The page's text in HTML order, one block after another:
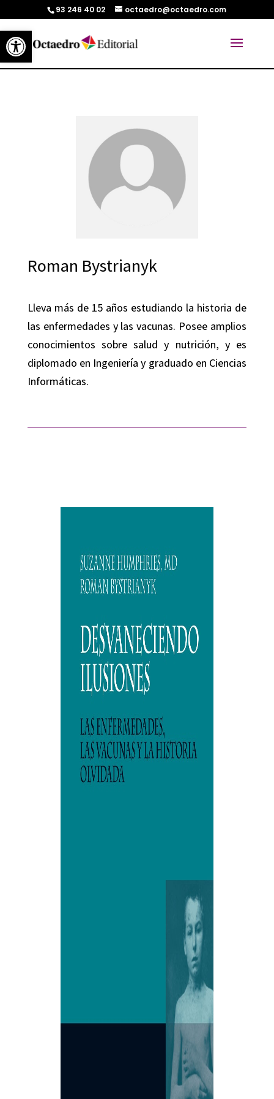
Abrir barra de herramientas
93 246 40 02 octaedro@octaedro.com
Roman Bystrianyk
Lleva más de 15 años estudiando la historia de
las enfermedades y las vacunas. Posee amplios
conocimientos sobre salud y nutrición, y es
diplomado en Ingeniería y graduado en Ciencias
Informáticas.